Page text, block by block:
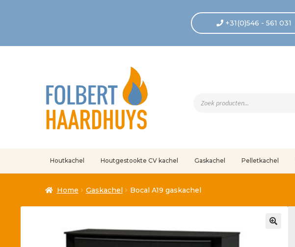
+31(0)546 - 561 031
zoeken
Houtkachel Houtgestookte CV kachel Gaskachel Pelletkachel
Home Gaskachel Bocal A19 gaskachel